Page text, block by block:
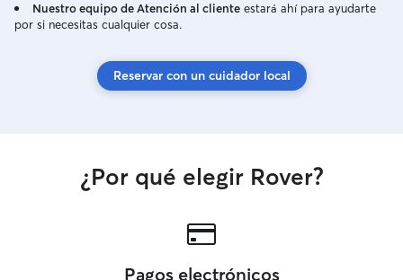
Nuestro equipo de Atención al cliente estará ahí para ayudarte
por si necesitas cualquier cosa.
Reservar con un cuidador local
¿Por qué elegir Rover?
Pagos electrónicos